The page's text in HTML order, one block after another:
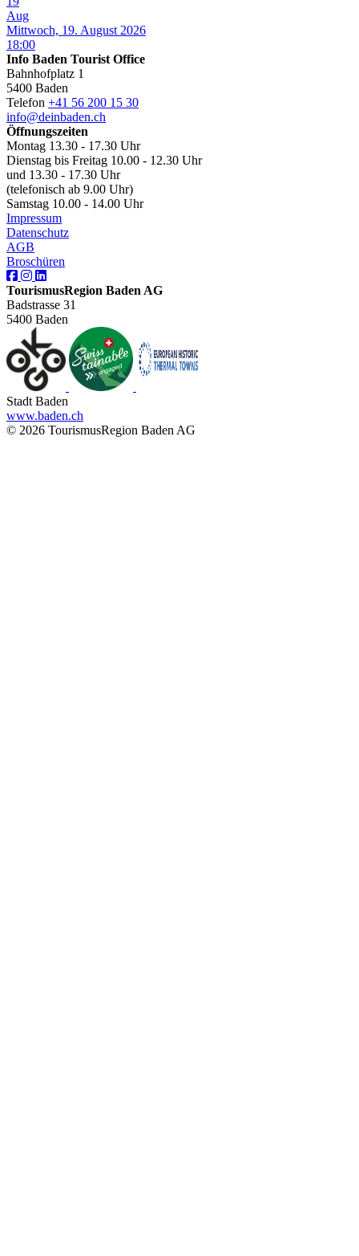
Aug
Mittwoch, 19. August 2026
18:00
Info Baden Tourist Office
Bahnhofplatz 1
5400 Baden
Telefon +41 56 200 15 30
info@deinbaden.ch
Öffnungszeiten
Montag 13.30 - 17.30 Uhr
Dienstag bis Freitag 10.00 - 12.30 Uhr
und 13.30 - 17.30 Uhr
(telefonisch ab 9.00 Uhr)
Samstag 10.00 - 14.00 Uhr
Impressum
Datenschutz
AGB
Broschüren
TourismusRegion Baden AG
Badstrasse 31
5400 Baden
Stadt Baden
www.baden.ch
© 2026 TourismusRegion Baden AG